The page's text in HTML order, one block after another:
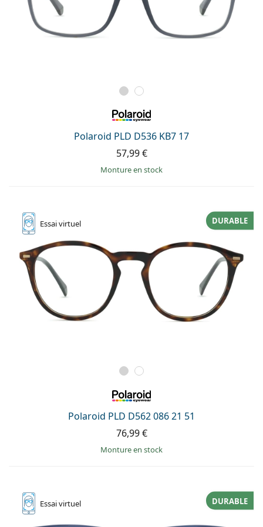
Polaroid PLD D536 KB7 17
57,99 €
Monture en stock
Essaivirtuel
Polaroid PLD D562 086 21 51
DURABLE
76,99 €
Monture en stock
Essaivirtuel DURABLE